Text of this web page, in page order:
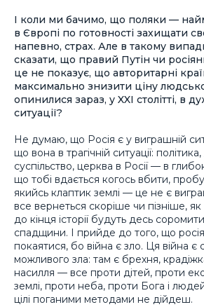
І коли ми бачимо, що поляки —
в Європі по готовності захищати
напевно, страх. Але в такому
сказати, що правий Путін чи
це не показує, що авторитарні
максимально знизити ціну
опинилися зараз, у XXI столітті, в
ситуації?
Не думаю, що Росія є у виграшній
що вона в трагічній ситуації:
суспільство, церква в Росії — в
що тобі вдається когось вбити,
якийсь клаптик землі — це не є
все вернеться скоріше чи пізніше, як
до кінця історії будуть десь
спадщини. І прийде до того, що
покаятися, бо війна є зло. Ця війна є
можливого зла: там є брехня,
насилля — все проти дітей, проти
землі, проти неба, проти Бога і
цілі поганими методами не дійдеш.